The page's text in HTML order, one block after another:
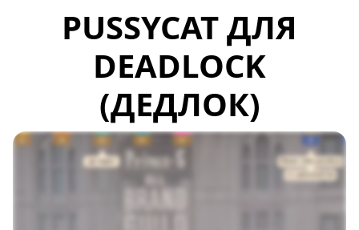
PUSSYCAT ДЛЯ
DEADLOCK
(ДЕДЛОК)